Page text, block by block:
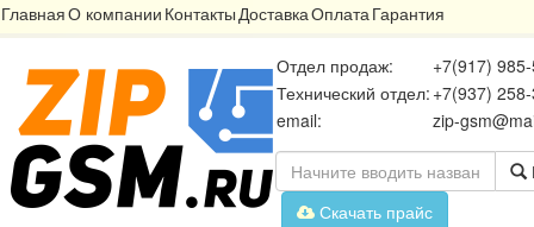
ГлавнаяО компании КонтактыДоставкаОплатаГарантия
Отдел продаж:
+7(917)
Технический отдел: +7(937)
email:
zip-
Скачать прайс